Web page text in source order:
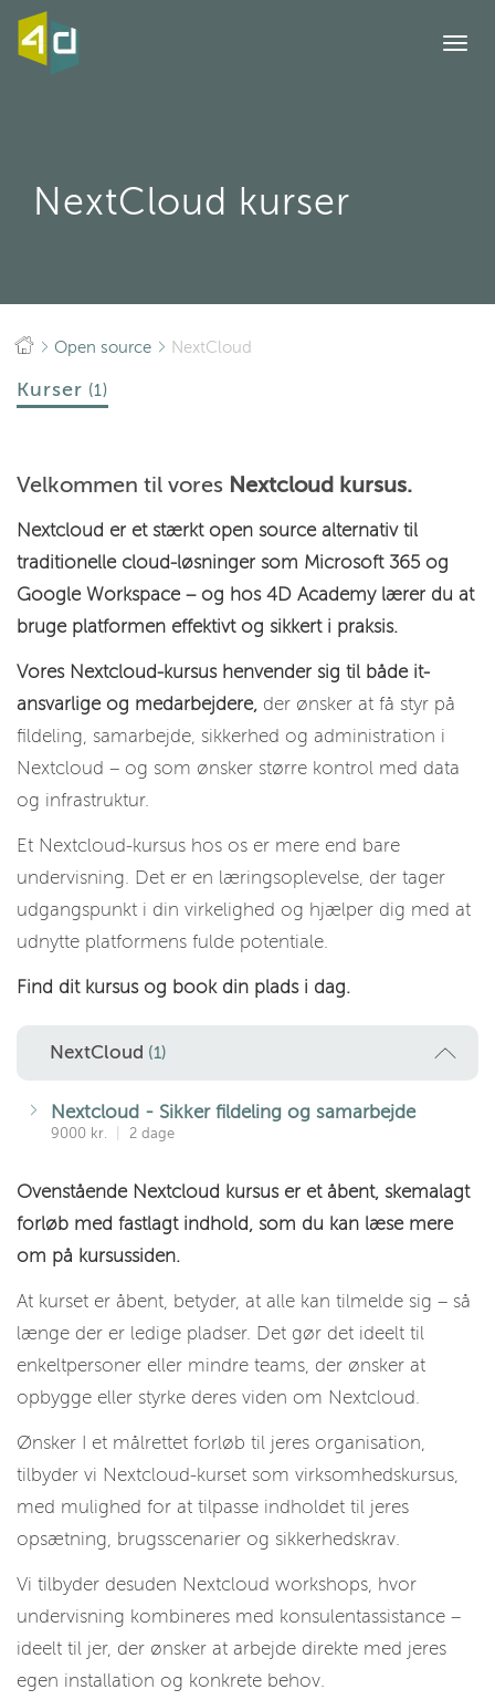
NextCloud kurser
Open source NextCloud
Kurser (1)
Velkommen til vores Nextcloud kursus.
Nextcloud er et stærkt open source alternativ til
traditionelle cloud-løsninger som Microsoft 365 og
Google Workspace – og hos 4D Academy lærer du at
bruge platformen effektivt og sikkert i praksis.
Vores Nextcloud-kursus henvender sig til både it-
ansvarlige og medarbejdere, der ønsker at få styr på
fildeling, samarbejde, sikkerhed og administration i
Nextcloud – og som ønsker større kontrol med data
og infrastruktur.
Et Nextcloud-kursus hos os er mere end bare
undervisning. Det er en læringsoplevelse, der tager
udgangspunkt i din virkelighed og hjælper dig med at
udnytte platformens fulde potentiale.
Find dit kursus og book din plads i dag.
NextCloud (1)
Nextcloud - Sikker fildeling og samarbejde
9000 kr. 2 dage
Ovenstående Nextcloud kursus er et åbent, skemalagt
forløb med fastlagt indhold, som du kan læse mere
om på kursussiden.
At kurset er åbent, betyder, at alle kan tilmelde sig – så
længe der er ledige pladser. Det gør det ideelt til
enkeltpersoner eller mindre teams, der ønsker at
opbygge eller styrke deres viden om Nextcloud.
Ønsker I et målrettet forløb til jeres organisation,
tilbyder vi Nextcloud-kurset som virksomhedskursus,
med mulighed for at tilpasse indholdet til jeres
opsætning, brugsscenarier og sikkerhedskrav.
Vi tilbyder desuden Nextcloud workshops, hvor
undervisning kombineres med konsulentassistance –
ideelt til jer, der ønsker at arbejde direkte med jeres
egen installation og konkrete behov.